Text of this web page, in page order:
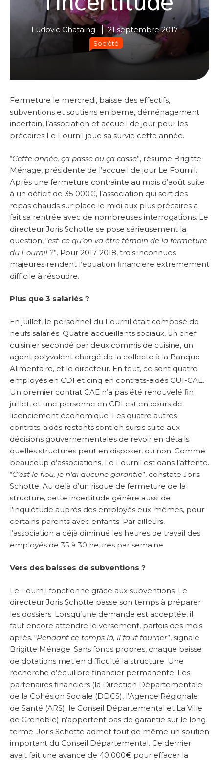
Ludovic Chataing 21 septembre 2017
Société
Fermeture le mercredi, baisse des effectifs,
subventions et soutiens en berne, déménagement
incertain, l’association et accueil de jour pour les
précaires Le Fournil joue sa survie cette année.
“Cette année, ça passe ou ça casse”, résume Brigitte
Ménage, présidente de l’accueil de jour Le Fournil.
Après une fermeture contrainte au mois d’août suite
à un déficit de 35 000€, l’association qui sert des
repas chauds sur place le midi aux plus précaires a
fait sa rentrée avec de nombreuses interrogations. Le
directeur Joris Schotte se pose sérieusement la
question, “est-ce qu’on va être témoin de la fermeture
du Fournil ?”. Pour 2017-2018, trois inconnues
majeures rendent l’équation financière extrêmement
difficile à résoudre.
Plus que 3 salariés ?
En juillet, le personnel du Fournil était composé de
neufs salariés. Quatre accueillants sociaux, un chef
cuisinier secondé par deux commis de cuisine, un
agent polyvalent chargé de la collecte à la Banque
Alimentaire, et le directeur. En tout, ce sont quatre
employés en CDI et cinq en contrats-aidés CUI-CAE.
Un premier contrat CAE n’a pas été renouvelé fin
juillet, et une personne en CDI est en cours de
licenciement économique. Les quatre autres
contrats-aidés restants sont en sursis suite aux
décisions gouvernementales de revoir en détails
quelles structures peut en disposer, ou non. Comme
beaucoup d’associations, Le Fournil est dans l’attente.
“C’est le flou, je n’ai aucune garantie”, constate Joris
Schotte. Au delà d’un risque de fermeture de la
structure, cette incertitude génère aussi de
l’inquiétude auprès des employés eux-mêmes, pour
certains parents avec enfants. Par ailleurs,
l’association a déjà diminué les heures de travail des
employés de 35 à 30 heures par semaine.
Vers des baisses de subventions ?
Le Fournil fonctionne grâce aux subventions. Le
directeur Joris Schotte passe son temps à préparer
les dossiers. Lorsqu’une demande est acceptée, il
faut encore attendre le versement, parfois des mois
après. “Pendant ce temps là, il faut tourner”, signale
Brigitte Ménage. Sans fonds propres, chaque baisse
de dotations met en difficulté la structure. Une
recherche d’équilibre financier permanente. Les
partenaires financiers (la Direction Départementale
de la Cohésion Sociale (DDCS), l’Agence Régionale
de Santé (ARS), le Conseil Départemental et La Ville
de Grenoble) n’apportent pas de garantie sur le long
terme. Joris Schotte admet tout de même un soutien
important du Conseil Départemental. Ce dernier
avait fait une avance de 40 000€ pour effacer la